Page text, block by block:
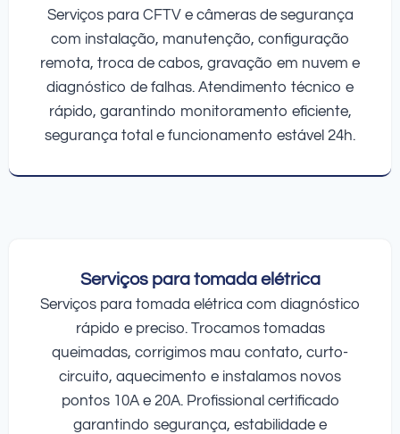
Serviços para CFTV e câmeras de segurança
com instalação, manutenção, configuração
remota, troca de cabos, gravação em nuvem e
diagnóstico de falhas. Atendimento técnico e
rápido, garantindo monitoramento eficiente,
segurança total e funcionamento estável 24h.
Serviços para tomada elétrica
Serviços para tomada elétrica com diagnóstico
rápido e preciso. Trocamos tomadas
queimadas, corrigimos mau contato, curto-
circuito, aquecimento e instalamos novos
pontos 10A e 20A. Profissional certificado
garantindo segurança, estabilidade e